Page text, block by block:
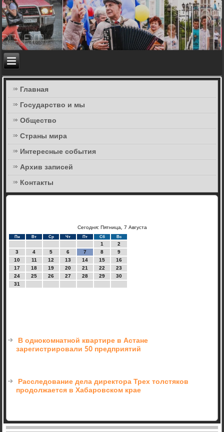
Главная
Государство и мы
Общество
Страны мира
Интересные события
Архив записей
Контакты
Сегодня: Пятница, 7 Августа
Пн Вт Ср Чт Пт Сб Вс
1
2
3
4 5 6 7 8
9
10
11 12 13 14 15
16
17
18 19 20 21 22
23
24
25 26 27 28 29
30
31
В однокомнатной квартире в Астане
зарегистрировали 50 предприятий
Расследование дела директора Трех толстяков
продолжается в Хабаровском крае